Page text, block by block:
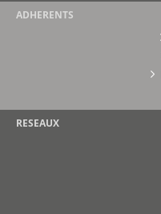
ADHERENTS
RESEAUX